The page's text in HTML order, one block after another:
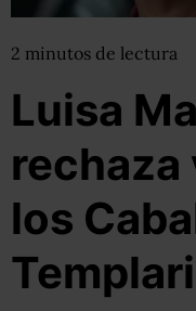
2 minutos de lectura
Luisa
los